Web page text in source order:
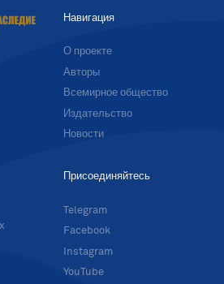
Навигация
О проекте
Авторы
Всемирное общество
Издательство
Новости
Присоединяйтесь
Telegram
Facebook
Instagram
YouTube